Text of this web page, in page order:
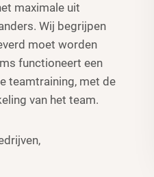
maximale uit
Wij begrijpen
moet worden
functioneert een
teamtraining, met de
van het team.